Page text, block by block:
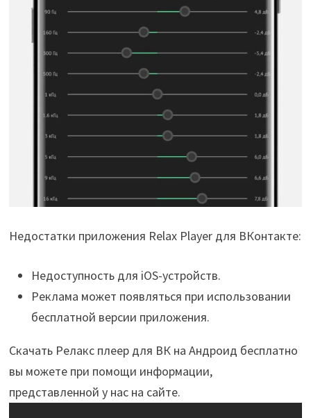
Недостатки приложения Relax Player для ВКонтакте:
Недоступность для iOS-устройств.
Реклама может появляться при использовании
бесплатной версии приложения.
Скачать Релакс плеер для ВК на Андроид бесплатно
вы можете при помощи информации,
представленной у нас на сайте.